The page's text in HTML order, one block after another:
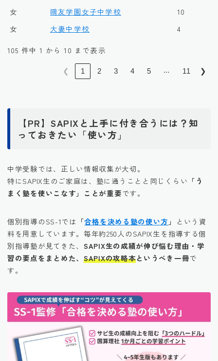
女
鴎友学園女子中学校
10
女
大妻中学校 4
105 件中 1 から 10 まで表示
❮ 1 2 3 4 5 … 11 ❯
【PR】SAPIXと上手に付き合うには？知
っておきたい「使い方」
中学受験では、正しい情報収集が大切。
特にSAPIX生のご家庭は、塾に通うことと同じくらい 「う
まく塾を使いこなす」ことが重要です。
個別指導のSS-1では 「合格を決める塾の使い方 」
という資
料を用意しています。毎年約250人のSAPIX生を指導する個
別指導塾が見てきた、 SAPIX生の成績が伸び悩む理由・学
習の要点をまとめた、 SAPIXの攻略本というべき一冊で
す。